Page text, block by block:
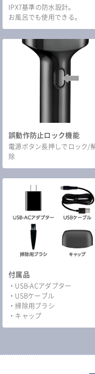
IPX7基準の防水設計。
お風呂でも使用できる。
誤動作防止ロック機能
電源ボタン長押しでロック/
除
付属品
・USB-ACアダプター
・USBケーブル
・掃除用ブラシ
・キャップ